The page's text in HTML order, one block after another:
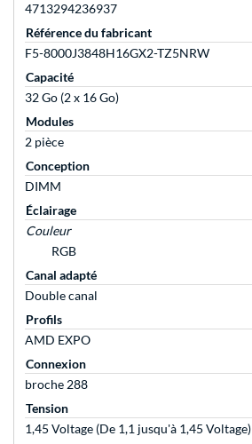
4713294236937
Référence du fabricant
F5-8000J3848H16GX2-TZ5NRW
Capacité
32 Go (2 x 16 Go)
Modules
2 pièce
Conception
DIMM
Éclairage
Couleur
RGB
Canal adapté
Double canal
Profils
AMD EXPO
Connexion
broche 288
Tension
1,45 Voltage (De 1,1 jusqu'à 1,45 Voltage)